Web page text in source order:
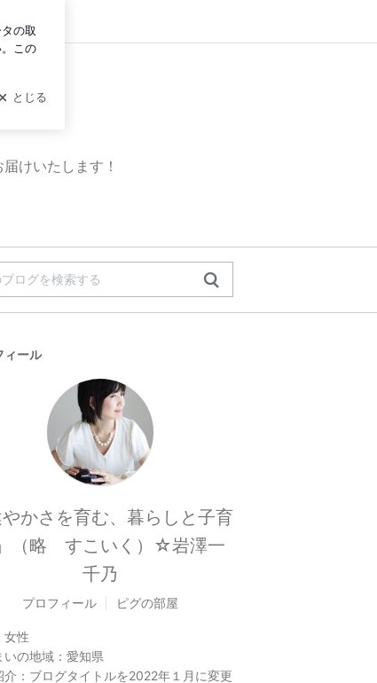
けいたします！
ィール
やかさを育む、暮らしと子育
（略 すこいく）☆岩澤一
千乃
プロフィール ピグの部屋
女性
の地域： 愛知県
： ブログタイトルを2022年１月に変更